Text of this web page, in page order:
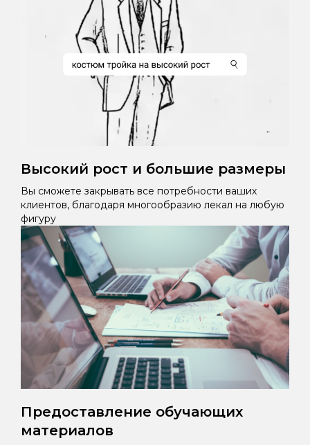
Высокий рост и большие размеры
Вы сможете закрывать все потребности ваших
клиентов, благодаря многообразию лекал на любую
фигуру
Предоставление обучающих
материалов